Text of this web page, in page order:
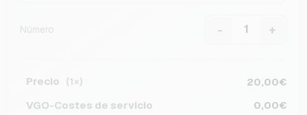
Número - +
Precio (1×)
20,00€
VGO-Costes de servicio
0,00€